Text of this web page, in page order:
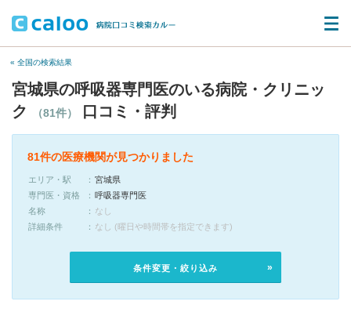
« 全国の検索結果
宮城県の呼吸器専門医のいる病院・クリニッ
ク
（81件） 口コミ・評判
81件の医療機関が見つかりました
エリア・駅
宮城県
専門医・資格
呼吸器専門医
名称
なし
詳細条件
なし (曜日や時間帯を指定できます)
条件変更・絞り込み